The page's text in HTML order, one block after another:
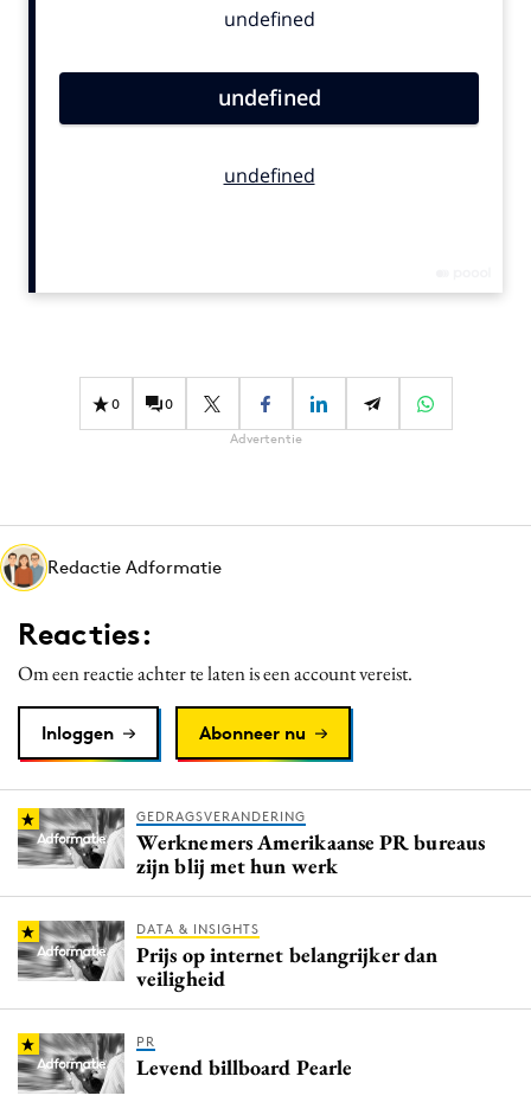
Contentmarketing
Effectiviteit
Gedragsverandering
Martech
Media
Merkstrategie
PR
Programmatic
Reputatie & crisis
0 0
Advertentie
Redactie Adformatie
Reacties:
Om een reactie achter te laten is een account vereist.
Inloggen Abonneer nu
GEDRAGSVERANDERING
Werknemers Amerikaanse PR bureaus
zijn blij met hun werk
DATA & INSIGHTS
Prijs op internet belangrijker dan
veiligheid
PR
Levend billboard Pearle